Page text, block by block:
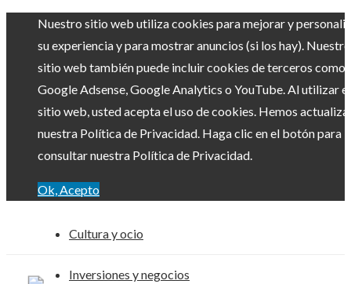
Nuestro sitio web utiliza cookies para mejorar y
su experiencia y para mostrar anuncios (si los hay). Nuestro
sitio web también puede incluir cookies de terceros como
Google Adsense, Google Analytics o YouTube. Al utilizar el
sitio web, usted acepta el uso de cookies. Hemos
nuestra Política de Privacidad. Haga clic en el botón para
consultar nuestra Política de Privacidad.
Ok, Acepto
Cultura y ocio
Inversiones y negocios